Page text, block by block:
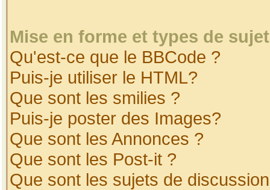
Mise en forme et types de
Qu'est-ce que le BBCode ?
Puis-je utiliser le HTML?
Que sont les smilies ?
Puis-je poster des Images?
Que sont les Annonces ?
Que sont les Post-it ?
Que sont les sujets de